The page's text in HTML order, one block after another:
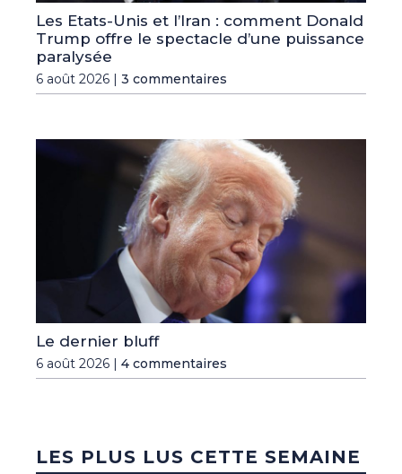
Les Etats-Unis et l’Iran : comment Donald
Trump offre le spectacle d’une puissance
paralysée
6 août 2026 | 3 commentaires
Le dernier bluff
6 août 2026 | 4 commentaires
LES PLUS LUS CETTE SEMAINE